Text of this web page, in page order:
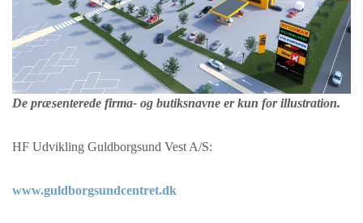
De præsenterede firma- og butiksnavne er kun for illustration.
HF Udvikling Guldborgsund Vest A/S:
www.guldborgsundcentret.dk